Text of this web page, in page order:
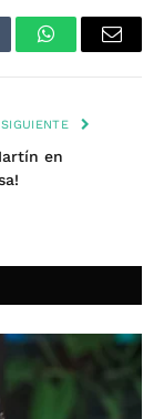
WhatsAppEmail
en